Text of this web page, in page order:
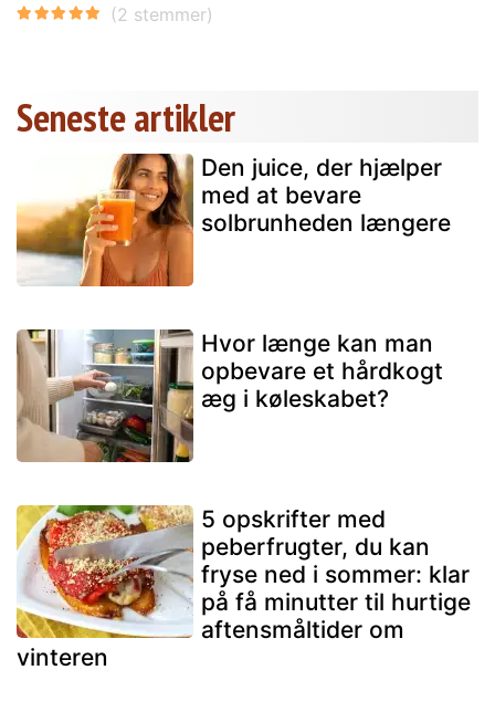
Seneste artikler
Den juice, der hjælper
med at bevare
solbrunheden længere
Hvor længe kan man
opbevare et hårdkogt
æg i køleskabet?
5 opskrifter med
peberfrugter, du kan
fryse ned i sommer: klar
på få minutter til hurtige
aftensmåltider om
vinteren